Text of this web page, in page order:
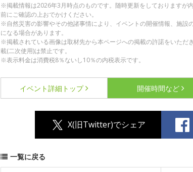
※掲載情報は2026年3月時点のものです。随時更新をしておりますが
前にご確認の上おでかけください。
※自然災害の影響やその他諸事情により、イベントの開催情報、施設
になる場合があります。
※掲載されている画像は取材先から本ページへの掲載の許諾をいただ
載(二次使用)は禁止です。
※表示料金は消費税8％ないし10％の内税表示です。
イベント詳細 トップ 開催時間など
X(旧Twitter)でシェア
一覧に戻る